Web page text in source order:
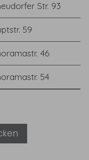
Str. 93
59
46
54